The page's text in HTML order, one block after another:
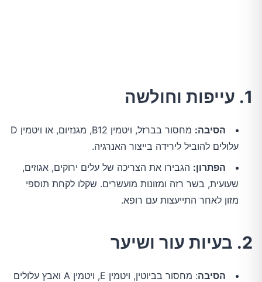
1. עייפות וחולשה
הסיבה:
מחסור בברזל, ויטמין B12, מגנזיום, או ויטמין D
עלולים להוביל לירידה בייצור האנרגיה.
הפתרון: הגבירו את הצריכה של עלים ירוקים, אגוזים,
שעועית, בשר רזה ומזונות מועשרים. שקלו לקחת תוספי
מזון לאחר התייעצות עם רופא.
2. בעיות עור ושיער
הסיבה
: מחסור בביוטין, ויטמין E, ויטמין A ואבץ עלולים